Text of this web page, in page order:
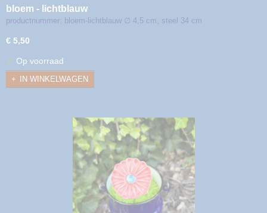
bloem - lichtblauw
productnummer: bloem-lichtblauw ∅ 4,5 cm, steel 34 cm
€ 5,50
✓ Op voorraad
IN WINKELWAGEN